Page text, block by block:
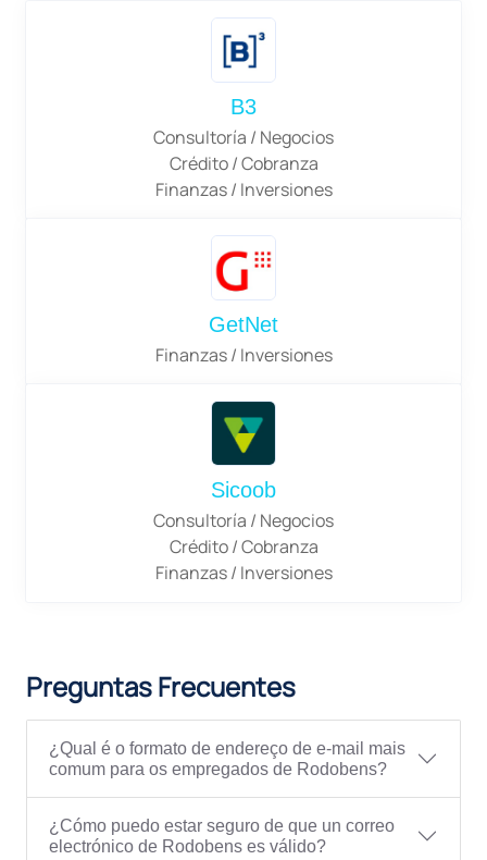
B3
Consultoría / Negocios
Crédito / Cobranza
Finanzas / Inversiones
GetNet
Finanzas / Inversiones
Sicoob
Consultoría / Negocios
Crédito / Cobranza
Finanzas / Inversiones
Preguntas Frecuentes
¿Qual é o formato de endereço de e-mail mais
comum para os empregados de Rodobens?
¿Cómo puedo estar seguro de que un correo
electrónico de Rodobens es válido?